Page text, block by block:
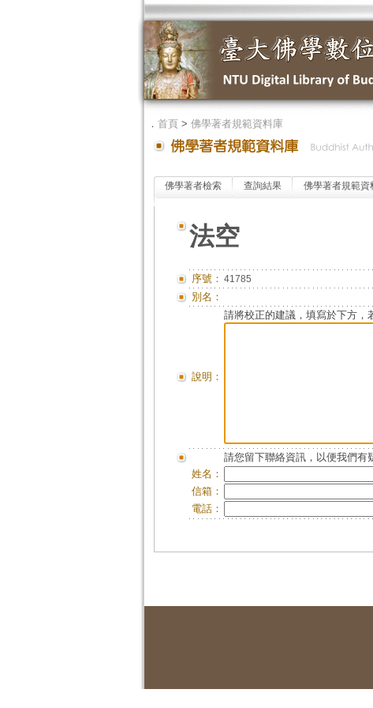
． 首頁> 佛學著者規範資料庫
佛學著者檢索 查詢結果 佛學著者規範資
法空
序號： 41785
別名：
說明：
請將校正的建議，填寫於下方，
請您留下聯絡資訊，以便我們有
姓名：
信箱：
電話：